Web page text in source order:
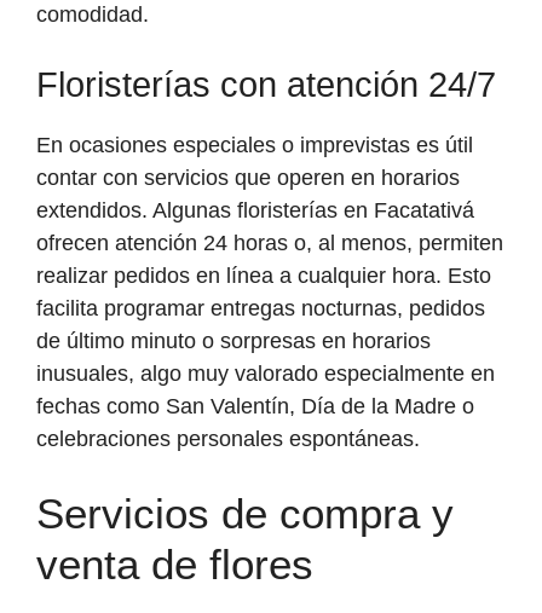
comodidad.
Floristerías con atención 24/7
En ocasiones especiales o imprevistas es útil
contar con servicios que operen en horarios
extendidos. Algunas floristerías en Facatativá
ofrecen atención 24 horas o, al menos, permiten
realizar pedidos en línea a cualquier hora. Esto
facilita programar entregas nocturnas, pedidos
de último minuto o sorpresas en horarios
inusuales, algo muy valorado especialmente en
fechas como San Valentín, Día de la Madre o
celebraciones personales espontáneas.
Servicios de compra y
venta de flores